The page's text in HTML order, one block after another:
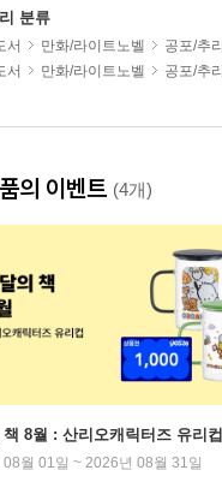
분류
서 만화/라이트노벨 공포/추리
서
만화/라이트노벨 공포/추리
의 이벤트 (4개)
책 8월 : 산리오캐릭터즈 유리컵
월 01일 ~ 2026년 08월 31일